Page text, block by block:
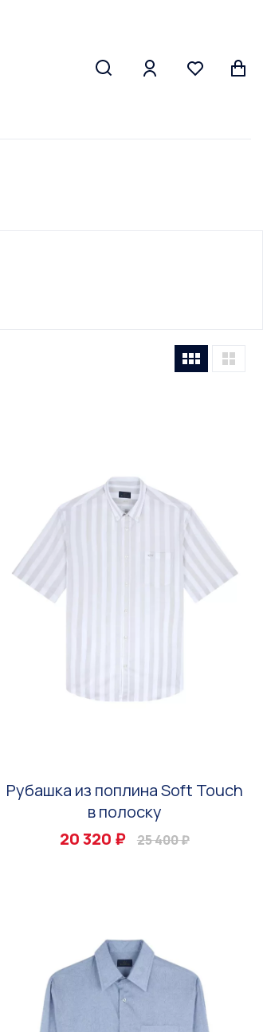
Рубашка из поплина Soft Touch
в полоску
20 320 ₽
25 400 ₽